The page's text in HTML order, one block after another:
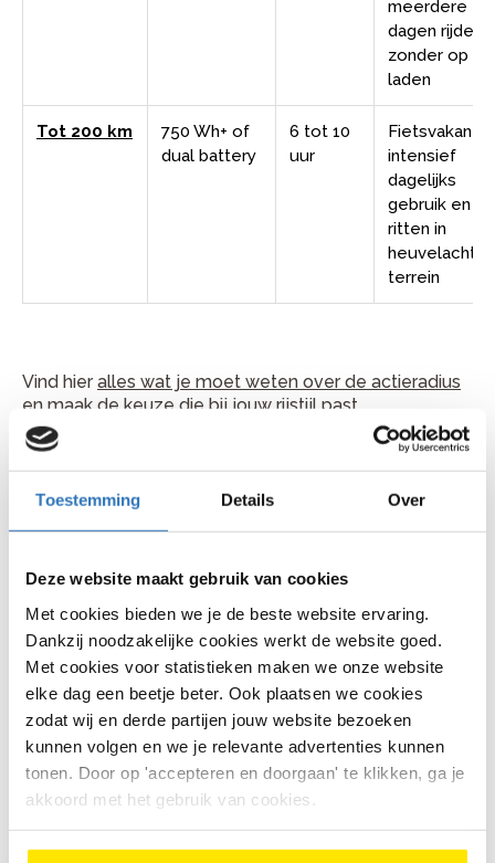
Toestemming Details Over
Deze website maakt gebruik van cookies
Met cookies bieden we je de beste website ervaring.
Dankzij noodzakelijke cookies werkt de website goed.
Met cookies voor statistieken maken we onze website
elke dag een beetje beter. Ook plaatsen we cookies
zodat wij en derde partijen jouw website bezoeken
kunnen volgen en we je relevante advertenties kunnen
tonen. Door op 'accepteren en doorgaan' te klikken, ga je
akkoord met het gebruik van cookies.
meerdere
dagen rijden
zonder op te
laden
Tot 200 km
750 Wh+ of
dual battery
6 tot 10
uur
intensief
dagelijks
gebruik en
ritten in
heuvelachtig
terrein
Vind hieralles wat je moet weten over de actieradius
en maak de keuze die bij jouw rijstijl past.
Accu positie
De plek van je accu bepaalt ook het rijgevoel:
Een accu op het framegeeft een strak design
met goede gewichtsverdeling
Een accu geïntegreerd in het frame oogt het
cleanst en maakt vaak een grotere
accucapaciteit mogelijk.
Versnellingen: wat heb je nodig?
De versnelling van je e-bike bepaalt hoe soepel je
schakelt en hoeveel onderhoud je eraan hebt. Voor de
meeste dagelijkse ritten in Nederland is een